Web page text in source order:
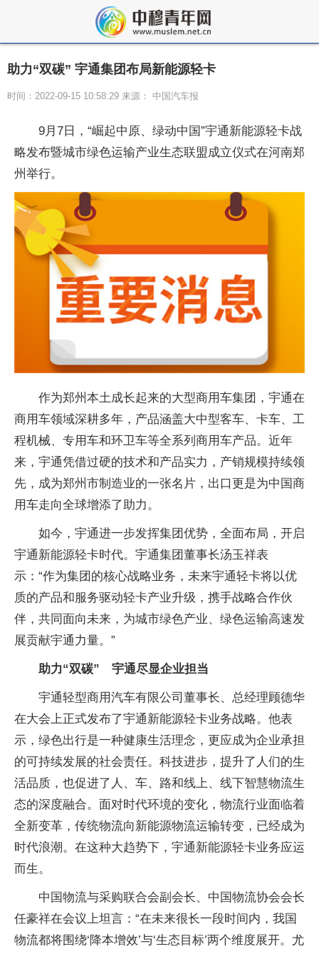
助力“双碳” 宇通集团布局新能源轻卡
时间：2022-09-15 10:58:29 来源： 中国汽车报
9月7日，“崛起中原、绿动中国”宇通新能源轻卡战
略发布暨城市绿色运输产业生态联盟成立仪式在河南郑
州举行。
作为郑州本土成长起来的大型商用车集团，宇通在
商用车领域深耕多年，产品涵盖大中型客车、卡车、工
程机械、专用车和环卫车等全系列商用车产品。近年
来，宇通凭借过硬的技术和产品实力，产销规模持续领
先，成为郑州市制造业的一张名片，出口更是为中国商
用车走向全球增添了助力。
如今，宇通进一步发挥集团优势，全面布局，开启
宇通新能源轻卡时代。宇通集团董事长汤玉祥表
示：“作为集团的核心战略业务，未来宇通轻卡将以优
质的产品和服务驱动轻卡产业升级，携手战略合作伙
伴，共同面向未来，为城市绿色产业、绿色运输高速发
展贡献宇通力量。”
助力“双碳” 宇通尽显企业担当
宇通轻型商用汽车有限公司董事长、总经理顾德华
在大会上正式发布了宇通新能源轻卡业务战略。他表
示，绿色出行是一种健康生活理念，更应成为企业承担
的可持续发展的社会责任。科技进步，提升了人们的生
活品质，也促进了人、车、路和线上、线下智慧物流生
态的深度融合。面对时代环境的变化，物流行业面临着
全新变革，传统物流向新能源物流运输转变，已经成为
时代浪潮。在这种大趋势下，宇通新能源轻卡业务应运
而生。
中国物流与采购联合会副会长、中国物流协会会长
任豪祥在会议上坦言：“在未来很长一段时间内，我国
物流都将围绕‘降本增效’与‘生态目标’两个维度展开。尤